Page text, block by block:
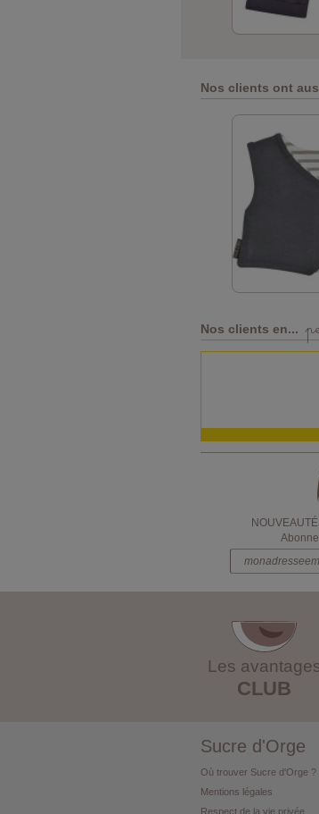
Nos clients ont
Nos clients en...
Les
CLUB
Sucre d'Orge
Où trouver Sucre d'Orge ?
Mentions légales
Respect de la vie privée